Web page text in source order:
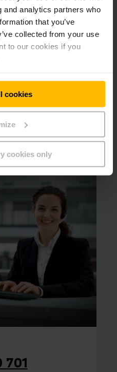
and analytics partners who
that you’ve
collected from your use
to our cookies if you
cookies
cookies only
licența de
fi conduse cu un
de experți
sau aveți nevoie